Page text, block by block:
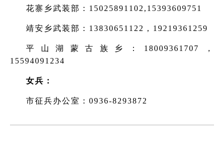
花寨乡武装部：15025891102,15393609751
靖安乡武装部：13830651122，19219361259
平山湖蒙古族乡：18009361707，
15594091234
女兵：
市征兵办公室：0936-8293872